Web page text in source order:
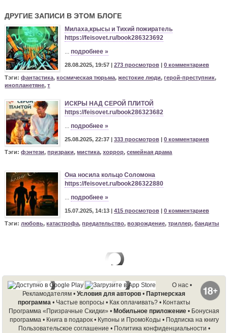
ДРУГИЕ ЗАПИСИ В ЭТОМ БЛОГЕ
Милаха,крысы и Тихий пожиратель
https://feisovet.ru/book286323692
... подробнее »
28.08.2025, 19:57 | 273 просмотров| 0 комментариев
Тэги:фантастика,космическая тюрьма,жестокие люди,герой-преступник,
инопланетяне,т
ИСКРЫ НАД СЕРОЙ ПЛИТОЙ
https://feisovet.ru/book286323682
... подробнее »
25.08.2025, 22:37 | 333 просмотров| 0 комментариев
Тэги:фэнтези,призраки,мистика,хоррор,семейная драма
Она носила кольцо Соломона
https://feisovet.ru/book286322880
... подробнее »
15.07.2025, 14:13 | 415 просмотров| 0 комментариев
Тэги: любовь,катастрофа,предательство,возрождение,триллер,бандиты
О нас•
Рекламодателям • Условия для авторов • Партнерская
программа• Частые вопросы • Как оплачивать?• Контакты
Программа «Призрачные Скидки» • Мобильное приложение • Бонусная
программа• Книга в подарок• Купоны и ПромоКоды • Подписка на книгу
Пользовательское соглашение • Политика конфиденциальности •